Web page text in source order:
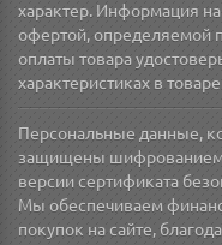
характер. Информация
офертой, определяемой
оплаты товара
характеристиках в
Персональные данные,
защищены шифрованием
версии сертификата
Мы обеспечиваем
покупок на сайте,